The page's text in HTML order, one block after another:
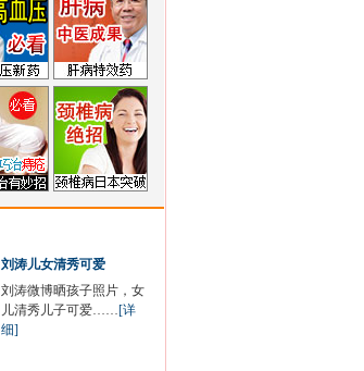
刘涛儿女清秀可爱
刘涛微博晒孩子照片，女
儿清秀儿子可爱……[详
细]